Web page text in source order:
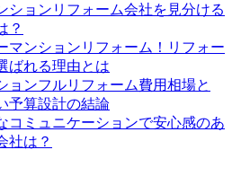
ションリフォーム会社を見分ける
？
マンションリフォーム！リフォー
ばれる理由とは
ョンフルリフォーム費用相場と
予算設計の結論
コミュニケーションで安心感のあ
社は？